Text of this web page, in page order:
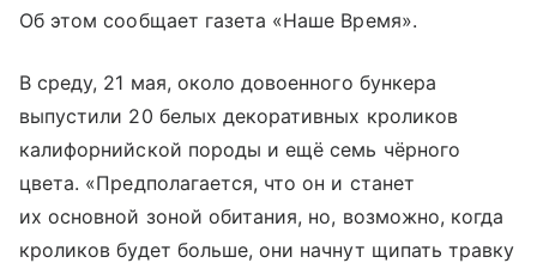
Об этом сообщает газета «Наше Время».
В среду, 21 мая, около довоенного бункера
выпустили 20 белых декоративных кроликов
калифорнийской породы и ещё семь чёрного
цвета. «Предполагается, что он и станет
их основной зоной обитания, но, возможно, когда
кроликов будет больше, они начнут щипать травку